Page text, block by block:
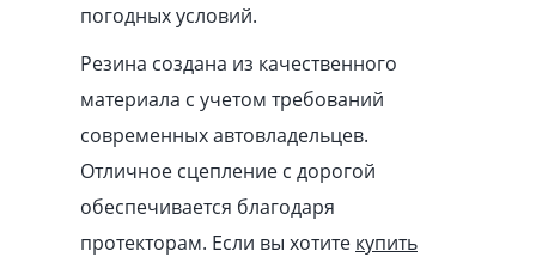
погодных условий.
Резина создана из качественного
материала с учетом требований
современных автовладельцев.
Отличное сцепление с дорогой
обеспечивается благодаря
протекторам. Если вы хотите купить